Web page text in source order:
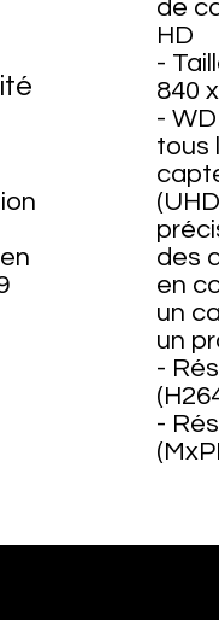
de
HD
-
840
-
tous
des
en
un
un
-
-